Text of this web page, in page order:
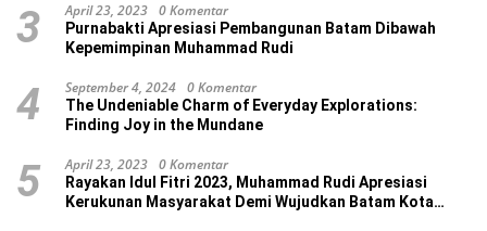
3 April 23, 2023 0 Komentar
Purnabakti Apresiasi Pembangunan Batam Dibawah
Kepemimpinan Muhammad Rudi
4 September 4, 2024 0 Komentar
The Undeniable Charm of Everyday Explorations:
Finding Joy in the Mundane
5 April 23, 2023 0 Komentar
Rayakan Idul Fitri 2023, Muhammad Rudi Apresiasi
Kerukunan Masyarakat Demi Wujudkan Batam Kota